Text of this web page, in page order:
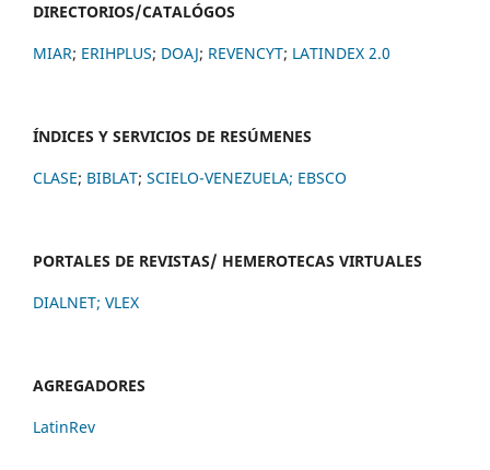
DIRECTORIOS/CATALÓGOS
MIAR; ERIHPLUS; DOAJ; REVENCYT; LATINDEX 2.0
ÍNDICES Y SERVICIOS DE RESÚMENES
CLASE; BIBLAT; SCIELO-VENEZUELA; EBSCO
PORTALES DE REVISTAS/ HEMEROTECAS VIRTUALES
DIALNET; VLEX
AGREGADORES
LatinRev